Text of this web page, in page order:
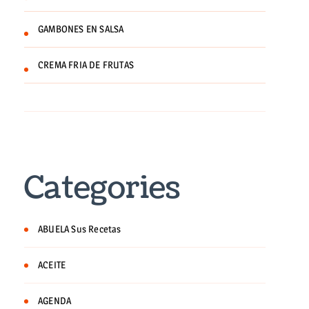
GAMBONES EN SALSA
CREMA FRIA DE FRUTAS
Categories
ABUELA Sus Recetas
ACEITE
AGENDA